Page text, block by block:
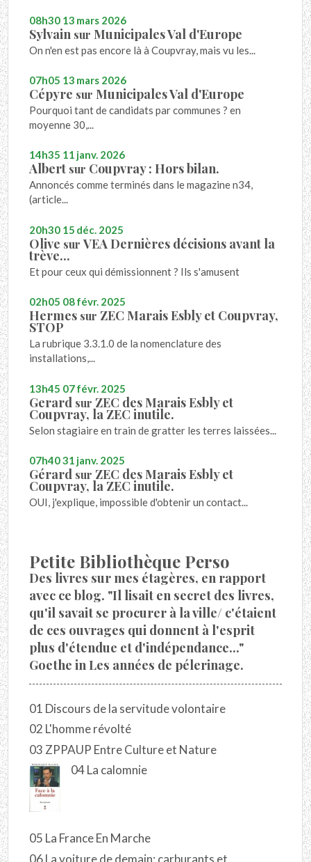
08h30 13 mars 2026
Sylvain sur Municipales Val d'Europe
On n'en est pas encore là à Coupvray, mais vu les...
07h05 13 mars 2026
Cépyre sur Municipales Val d'Europe
Pourquoi tant de candidats par communes ? en
moyenne 30,...
14h35 11 janv. 2026
Albert sur Coupvray : Hors bilan.
Annoncés comme terminés dans le magazine n34,
(article...
20h30 15 déc. 2025
Olive surVEA Dernières décisions avant la
trève...
Et pour ceux qui démissionnent ? Ils s'amusent
02h05 08févr. 2025
Hermes sur ZEC Marais Esbly et Coupvray,
STOP
La rubrique 3.3.1.0 de la nomenclature des
installations,...
13h45 07févr. 2025
Gerard sur ZEC des Marais Esbly et
Coupvray, la ZEC inutile.
Selon stagiaire en train de gratter les terres laissées...
07h4031 janv. 2025
Gérard sur ZEC des Marais Esbly et
Coupvray, la ZEC inutile.
OUI, j'explique, impossible d'obtenir un contact...
Petite Bibliothèque Perso
Des livres sur mes étagères, en rapport
avec ce blog. "Il lisait en secret des livres,
qu'il savait se procurer à la ville/ c'étaient
de ces ouvrages qui donnent à l'esprit
plus d'étendue et d'indépendance..."
Goethe in Les années de pélerinage.
01 Discours de la servitude volontaire
02 L'homme révolté
03 ZPPAUP Entre Culture et Nature
04 La calomnie
05 La France En Marche
06 La voiture de demain: carburants et